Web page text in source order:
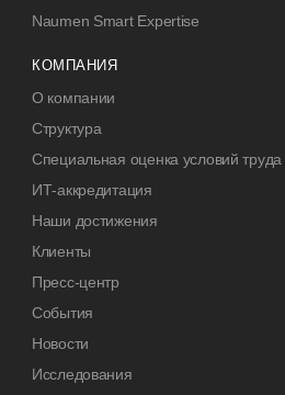
Naumen Smart Expertise
КОМПАНИЯ
О компании
Структура
Специальная оценка условий труда
ИТ-аккредитация
Наши достижения
Клиенты
Пресс-центр
События
Новости
Исследования